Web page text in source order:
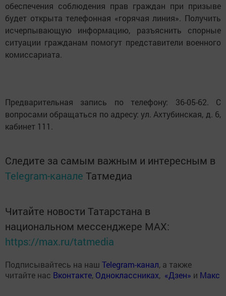
обеспечения соблюдения прав граждан при призыве
будет открыта телефонная «горячая линия». Получить
исчерпывающую информацию, разъяснить спорные
ситуации гражданам помогут представители военного
комиссариата.
Предварительная запись по телефону: 36-05-62. С
вопросами обращаться по адресу: ул. Ахтубинская, д. 6,
кабинет 111.
Следите за самым важным и интересным в
Telegram-канале Татмедиа
Читайте новости Татарстана в
национальном мессенджере MАХ:
https://max.ru/tatmedia
Подписывайтесь на наш Telegram-канал, а также
читайте нас Вконтакте, Одноклассниках, «Дзен» и Макс